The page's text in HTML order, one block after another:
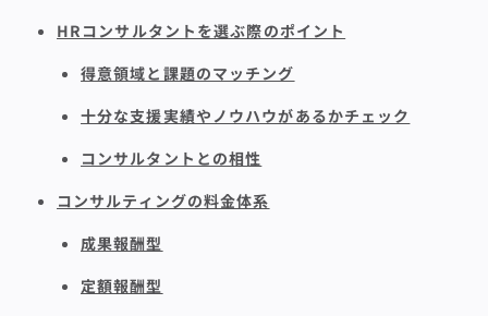
HRコンサルタントを選ぶ際のポイント
得意領域と課題のマッチング
十分な支援実績やノウハウがあるかチェック
コンサルタントとの相性
コンサルティングの料金体系
成果報酬型
定額報酬型